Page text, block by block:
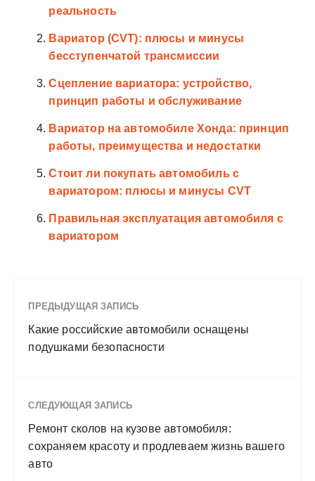
реальность
Вариатор (CVT): плюсы и минусы
бесступенчатой трансмиссии
Сцепление вариатора: устройство,
принцип работы и обслуживание
Вариатор на автомобиле Хонда: принцип
работы, преимущества и недостатки
Стоит ли покупать автомобиль с
вариатором: плюсы и минусы CVT
Правильная эксплуатация автомобиля с
вариатором
ПРЕДЫДУЩАЯ ЗАПИСЬ
Какие российские автомобили оснащены
подушками безопасности
СЛЕДУЮЩАЯ ЗАПИСЬ
Ремонт сколов на кузове автомобиля:
сохраняем красоту и продлеваем жизнь вашего
авто